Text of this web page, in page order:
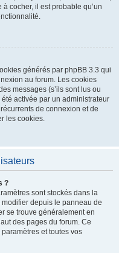
cocher, il est probable qu’un
générés par phpBB 3.3 qui
au forum. Les cookies
messages (s’ils sont lus ou
activée par un administrateur
de connexion et de
les cookies.
?
sont stockés dans la
depuis le panneau de
se trouve généralement en
des pages du forum. Ce
et toutes vos